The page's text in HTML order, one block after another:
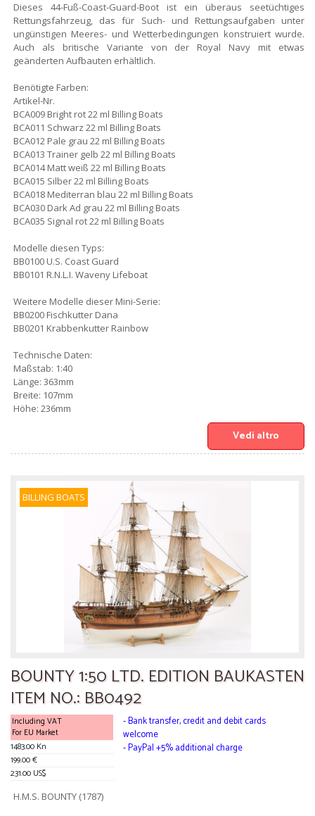
Dieses 44-Fuß-Coast-Guard-Boot ist ein überaus seetüchtiges
Rettungsfahrzeug, das für Such- und Rettungsaufgaben unter
ungünstigen Meeres- und Wetterbedingungen konstruiert wurde.
Auch als britische Variante von der Royal Navy mit etwas
geänderten Aufbauten erhältlich.
Benötigte Farben:
Artikel-Nr.
BCA009 Bright rot 22 ml Billing Boats
BCA011 Schwarz 22 ml Billing Boats
BCA012 Pale grau 22 ml Billing Boats
BCA013 Trainer gelb 22 ml Billing Boats
BCA014 Matt weiß 22 ml Billing Boats
BCA015 Silber 22 ml Billing Boats
BCA018 Mediterran blau 22 ml Billing Boats
BCA030 Dark Ad grau 22 ml Billing Boats
BCA035 Signal rot 22 ml Billing Boats
Modelle diesen Typs:
BB0100 U.S. Coast Guard
BB0101 R.N.L.I. Waveny Lifeboat
Weitere Modelle dieser Mini-Serie:
BB0200 Fischkutter Dana
BB0201 Krabbenkutter Rainbow
Technische Daten:
Maßstab: 1:40
Länge: 363mm
Breite: 107mm
Höhe: 236mm
Vedi altro
BILLING BOATS
BOUNTY 1:50 LTD. EDITION BAUKASTEN
ITEM NO.: BB0492
Including VAT
For EU Market
1483.00 Kn
199.00 €
231.00 US$
- Bank transfer, credit and debit cards
welcome
- PayPal +5% additional charge
H.M.S. BOUNTY (1787)